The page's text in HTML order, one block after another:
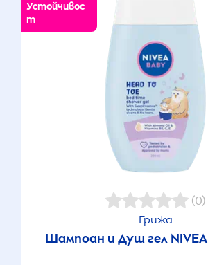
Устойчивос
т
(0)
Грижа
Шампоан и Душ гел NIVEA